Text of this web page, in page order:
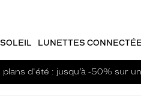
LUNETTES
plans d'été : jusqu’à -50% sur